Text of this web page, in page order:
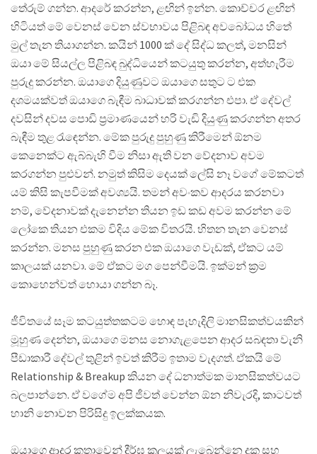
තේරුම් ගන්න. ආදරේ කරන්න, ළඟින් ඉන්න. කොච්චර ළඟින්
හිටියත් මේ වෙනස් වෙන ස්වභාවය පිළිබඳ අවබෝධය හිතේ
මුල් තැන තියාගන්න. කයින් 1000 ක් දේ සිද්ධ කලත්, මනසින්
ඔයා මේ සියල්ල පිළිබඳ බුද්ධියෙන් කටයුතු කරන්න, අත්හැරීම
පුරුදු කරන්න. ඔයාගෙ දියුණුවට ඔයාගෙ සතුට ට එක
දශමයක්වත් ඔයාගෙ බැඳීම බාධාවක් කරගන්න එපා. ඒ දේවල්
දවසින් දවස පොඩි ප්‍රමාණයෙන් හරි වැඩි දියුණු කරගන්න අතර
බැඳීම තුළ රැඳෙන්න. මේක පුරුදු පුහුණු කිරීමෙන් ඕනම
කෙනෙක්ට ඇබ්බැහි වීම නිසා ඇති වන වේදනාව අවම
කරගන්න පුළුවන්. නමුත් කිසිම දෙයක් ලේසි නෑ වගේ මේකටත්
යම් කිසි කැපවීමක් අවශ්‍යයි. තමන් අවංකව ආදරය කරනවා
නම්, වේදනාවක් දැනෙන්න තියන ඉඩ කඩ අවම කරන්න මේ
ලෝකෙ තියන එකම විදිය මේක විතරයි. හිතන තැන වෙනස්
කරන්න. මනස පුහුණු කරන එක ඔයාගෙ වැඩක්, ඒකට යම්
කාලයක් යනවා. මේ ඒකට මග පෙන්වීමයි. ඉක්මන් ක්‍රම
කොහෙන්වත් හොයා ගන්න බෑ.
ජීවිතයේ සෑම කටයුත්තකටම හොඳ පැහැදිලි මානසිකත්වයකින්
මූහුණ දෙන්න, ඔයාගෙ මනස නොගැළපෙන ආදර සබඳතා වැනි
පීඩාකාරී දේවල් තුළින් ඉවත් කිරීම ඉතාම වැදගත්. ඒකයි මේ
Relationship & Breakup කියන දේ ධනාත්මක මානසිකත්වයට
බලපාන්නෙ. ඒ වගේම අපි ජීවත් වෙන්න ඕන නිවැරදි, කාටවත්
හානි නොවන පිරිසිදු ඉලක්කයක.
ඔයාගෙ ආදර කතාවෙන් දීර්ඝ කලයක් ලැබෙන්නෙ දුක සහ